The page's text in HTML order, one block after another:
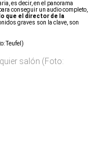
es decir, en el panorama
conseguir un audio completo,
que el director de la
graves son la clave, son
salón (Foto: